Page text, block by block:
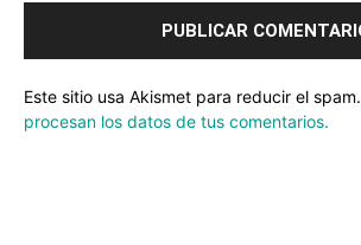
Este sitio usa Akismet para reducir el spam.
procesan los datos de tus comentarios.